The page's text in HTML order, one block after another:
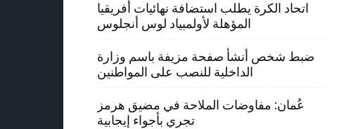
اتحاد الكرة يطلب استضافة نهائيات أفريقيا
المؤهلة لأولمبياد لوس أنجلوس
ضبط شخص أنشأ صفحة مزيفة باسم وزارة
الداخلية للنصب على المواطنين
عُمان: مفاوضات الملاحة في مضيق هرمز
تجري بأجواء إيجابية